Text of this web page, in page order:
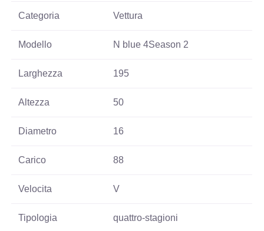
Categoria Vettura
Modello N blue 4Season 2
Larghezza 195
Altezza 50
Diametro 16
Carico 88
Velocita V
Tipologia quattro-stagioni